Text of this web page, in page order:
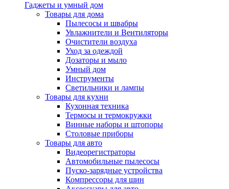
Гаджеты и умный дом
Товары для дома
Пылесосы и швабры
Увлажнители и Вентиляторы
Очистители воздуха
Уход за одеждой
Дозаторы и мыло
Умный дом
Инструменты
Светильники и лампы
Товары для кухни
Кухонная техника
Термосы и термокружки
Винные наборы и штопоры
Столовые приборы
Товары для авто
Видеорегистраторы
Автомобильные пылесосы
Пуско-зарядные устройства
Компрессоры для шин